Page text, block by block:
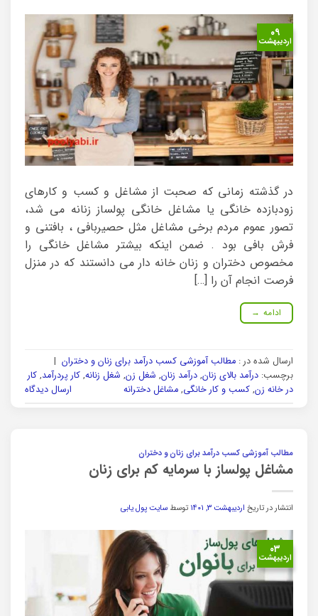
۰۹
اردیبهشت
در گذشته زمانی که صحبت از مشاغل و کسب و کارهای
زودبازده خانگی یا مشاغل خانگی پولساز زنانه می شد،
تصور عموم مردم برخی مشاغل مثل حصیربافی ، بافتنی و
فرش بافی بود . ضمن اینکه بیشتر مشاغل خانگی را
مخصوص دختران و زنان خانه دار می دانستند که در منزل
فرصت انجام آن را […]
ادامه →
ارسال شده در : مطالب آموزشی کسب درآمد برای زنان و دختران |
برچسب: درآمد بالای زنان, درآمد زنان, شغل زن, شغل زنانه, کار پردرآمد, کار
در خانه زن, کسب و کار خانگی, مشاغل دخترانه ارسال دیدگاه
مطالب آموزشی کسب درآمد برای زنان و دختران
مشاغل پولساز با سرمایه کم برای زنان
انتشار در تاریخ اردیبهشت ۳, ۱۴۰۱ توسط سایت پول یابی
۰۳
اردیبهشت